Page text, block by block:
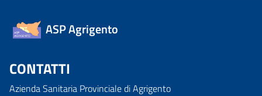
ASP Agrigento
CONTATTI
Azienda Sanitaria Provinciale di Agrigento